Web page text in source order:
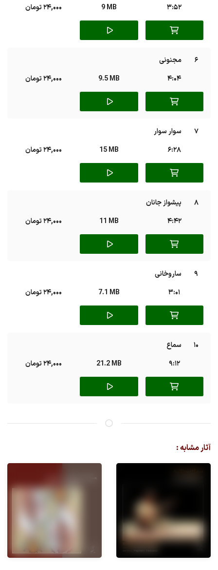
3:52
9 MB 24,000 تومان
6
مجنونی
4:04
9.5 MB 24,000 تومان
7
سوار سوار
6:28
15 MB 24,000 تومان
8
پیشواز جانان
4:42
11 MB 24,000 تومان
9
ساروخانی
3:01
7.1 MB 24,000 تومان
10
سماع
9:12
21.2 MB 24,000 تومان
آثار مشابه :